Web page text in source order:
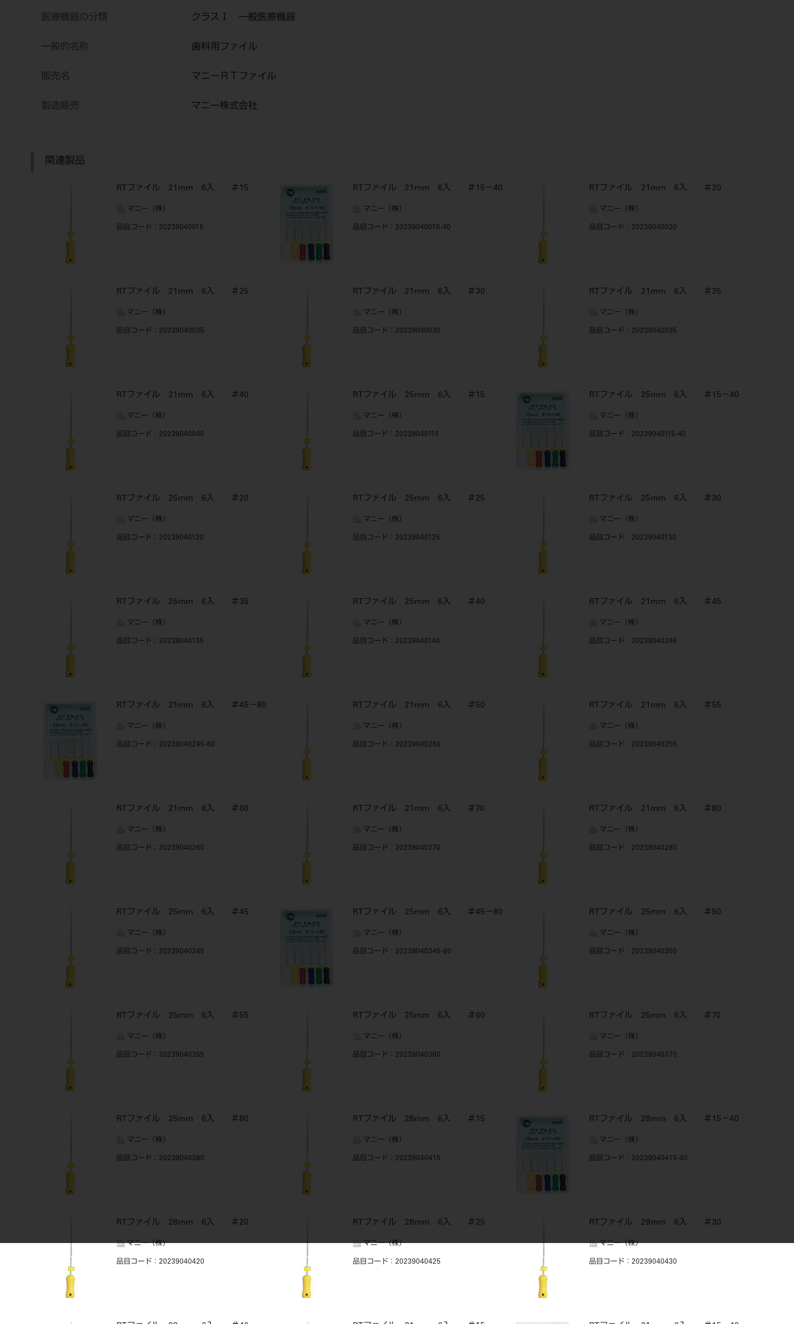
医療機器の分類 クラスⅠ 一般医療機器
一般的名称 歯科用ファイル
販売名 マニーＲＴファイル
製造販売 マニー株式会社
関連製品
RTファイル 21mm 6入 ＃15
マニー（株）
品目コード ：20239040015
RTファイル 21mm 6入 ＃15－40
マニー（株）
品目コード ：20239040015-40
RTファイル 21mm 6入 ＃20
マニー（株）
品目コード ：20239040020
RTファイル 21mm 6入 ＃25
マニー（株）
品目コード ：20239040025
RTファイル 21mm 6入 ＃30
マニー（株）
品目コード ：20239040030
RTファイル 21mm 6入 ＃35
マニー（株）
品目コード ：20239040035
RTファイル 21mm 6入 ＃40
マニー（株）
品目コード ：20239040040
RTファイル 25mm 6入 ＃15
マニー（株）
品目コード ：20239040115
RTファイル 25mm 6入 ＃15－40
マニー（株）
品目コード ：20239040115-40
RTファイル 25mm 6入 ＃20
マニー（株）
品目コード ：20239040120
RTファイル 25mm 6入 ＃25
マニー（株）
品目コード ：20239040125
RTファイル 25mm 6入 ＃30
マニー（株）
品目コード ：20239040130
RTファイル 25mm 6入 ＃35
マニー（株）
品目コード ：20239040135
RTファイル 25mm 6入 ＃40
マニー（株）
品目コード ：20239040140
RTファイル 21mm 6入 ＃45
マニー（株）
品目コード ：20239040245
RTファイル 21mm 6入 ＃45－80
マニー（株）
品目コード ：20239040245-80
RTファイル 21mm 6入 ＃50
マニー（株）
品目コード ：20239040250
RTファイル 21mm 6入 ＃55
マニー（株）
品目コード ：20239040255
RTファイル 21mm 6入 ＃60
マニー（株）
品目コード ：20239040260
RTファイル 21mm 6入 ＃70
マニー（株）
品目コード ：20239040270
RTファイル 21mm 6入 ＃80
マニー（株）
品目コード ：20239040280
RTファイル 25mm 6入 ＃45
マニー（株）
品目コード ：20239040345
RTファイル 25mm 6入 ＃45－80
マニー（株）
品目コード ：20239040345-80
RTファイル 25mm 6入 ＃50
マニー（株）
品目コード ：20239040350
RTファイル 25mm 6入 ＃55
マニー（株）
品目コード ：20239040355
RTファイル 25mm 6入 ＃60
マニー（株）
品目コード ：20239040360
RTファイル 25mm 6入 ＃70
マニー（株）
品目コード ：20239040370
RTファイル 25mm 6入 ＃80
マニー（株）
品目コード ：20239040380
RTファイル 28mm 6入 ＃15
マニー（株）
品目コード ：20239040415
RTファイル 28mm 6入 ＃15－40
マニー（株）
品目コード ：20239040415-40
RTファイル 28mm 6入 ＃20
マニー（株）
品目コード ：20239040420
RTファイル 28mm 6入 ＃25
マニー（株）
品目コード ：20239040425
RTファイル 28mm 6入 ＃30
マニー（株）
品目コード ：20239040430